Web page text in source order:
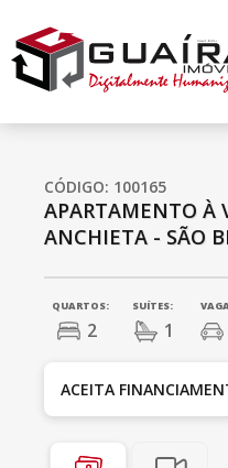
CÓDIGO: 100165
APARTAMENTO À
ANCHIETA - SÃO
QUARTOS:
2
SUÍTES:
1
ACEITA